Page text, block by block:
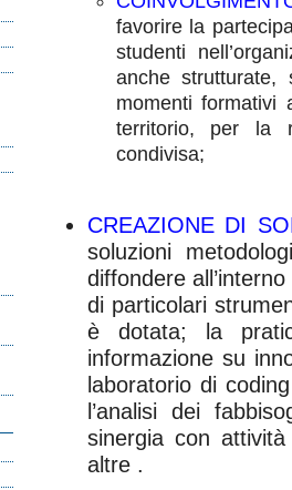
favorire la
studenti
anche
momenti
territorio, per la
condivisa;
CREAZIONE DI
soluzioni
diffondere
di particolari
è dotata; la
informazione su
laboratorio di
l’analisi dei
sinergia con
altre .